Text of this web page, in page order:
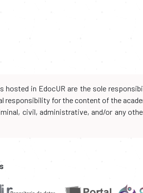
in EdocUR are the sole
for the content of the
civil, administrative, and/or any